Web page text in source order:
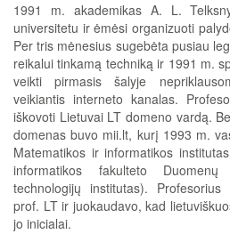
1991 m. akademikas A. L.
universitetu ir ėmėsi organizuoti
Per tris mėnesius sugebėta pusiau
reikalui tinkamą techniką ir 1991 m.
veikti pirmasis šalyje
veikiantis interneto kanalas.
iškovoti Lietuvai LT domeno vardą.
domenas buvo mii.lt, kurį 1993 m.
Matematikos ir informatikos
informatikos fakulteto
technologijų institutas).
prof. LT ir juokaudavo, kad
jo inicialai.